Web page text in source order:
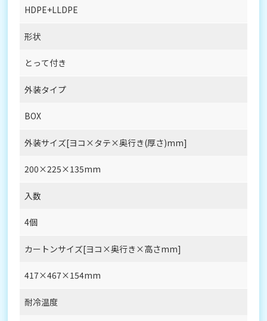
HDPE+LLDPE
形状
とって付き
外装タイプ
BOX
外装サイズ[ヨコ×タテ×奥行き(厚さ)mm]
200×225×135mm
入数
4個
カートンサイズ[ヨコ×奥行き×高さmm]
417×467×154mm
耐冷温度